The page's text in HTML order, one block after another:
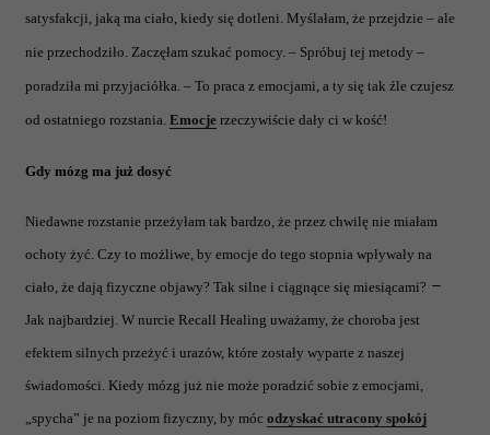
satysfakcji, jaką ma ciało, kiedy się dotleni. Myślałam, że przejdzie – ale
nie przechodziło. Zaczęłam szukać pomocy. – Spróbuj tej metody –
poradziła mi przyjaciółka. – To praca z emocjami, a ty się tak źle czujesz
od ostatniego rozstania. Emocje rzeczywiście dały ci w kość!
Gdy mózg ma już dosyć
Niedawne rozstanie przeżyłam tak bardzo, że przez chwilę nie miałam
ochoty żyć. Czy to możliwe, by emocje do tego stopnia wpływały na
ciało, że dają fizyczne objawy? Tak silne i ciągnące się miesiącami? –
Jak najbardziej. W nurcie Recall Healing uważamy, że choroba jest
efektem silnych przeżyć i urazów, które zostały wyparte z naszej
świadomości. Kiedy mózg już nie może poradzić sobie z emocjami,
„spycha” je na poziom fizyczny, by móc odzyskać utracony spokój